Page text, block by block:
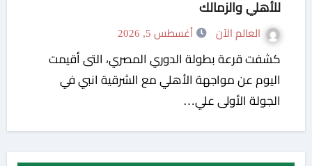
للأهلي والزمالك
العالم الآن أغسطس 5, 2026
كشفت قرعة بطولة الدوري المصري، التى أقيمت
اليوم عن مواجهة الأهلي مع الشرقية انبي في
الجولة الأولى علي…